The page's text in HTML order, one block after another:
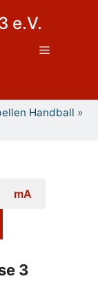
e.V.
Menü
Handball »
mA
3